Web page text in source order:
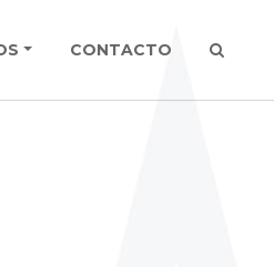
CONTACTO